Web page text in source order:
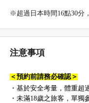
※超過日本時間16點30分
注意事項
＜預約前請務必確認＞
・基於安全考量，體重超
・未滿18歲之旅客，單獨